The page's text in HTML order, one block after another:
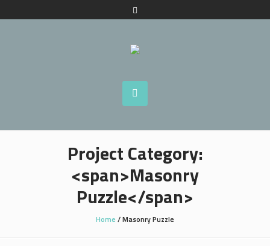
Project Category:
<span>Masonry
Puzzle</span>
Home /Masonry Puzzle